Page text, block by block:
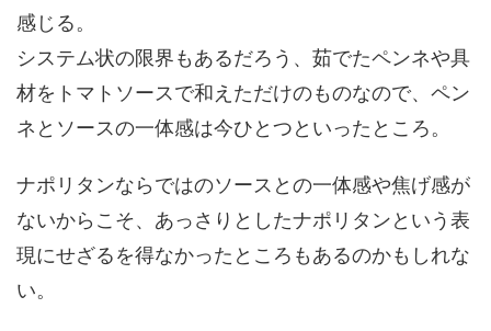
感じる。
システム状の限界もあるだろう、茹でたペンネや具
材をトマトソースで和えただけのものなので、ペン
ネとソースの一体感は今ひとつといったところ。
ナポリタンならではのソースとの一体感や焦げ感が
ないからこそ、あっさりとしたナポリタンという表
現にせざるを得なかったところもあるのかもしれな
い。